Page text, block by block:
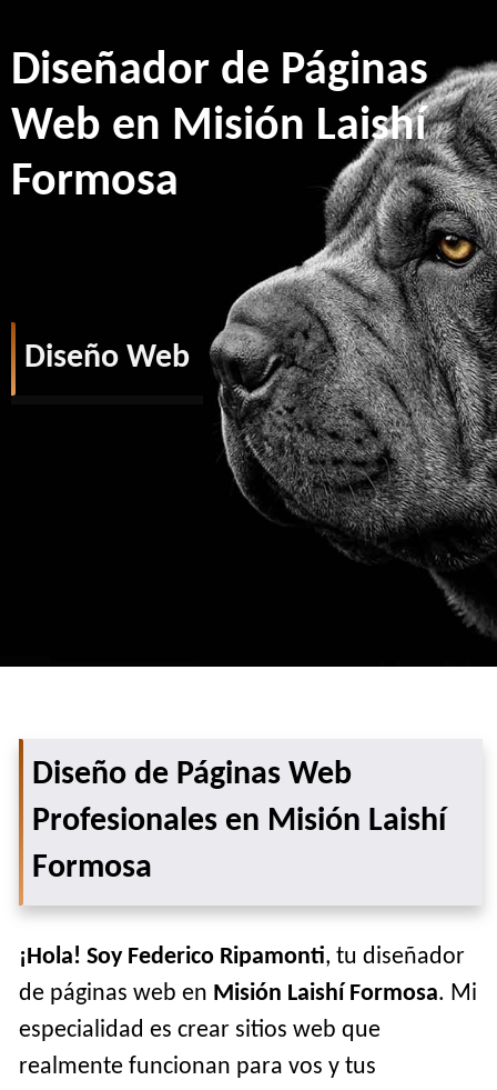
Diseñador de Páginas
Web en Misión Laishí
Formosa
Diseño Web
Diseño de Páginas Web
Profesionales en Misión Laishí
Formosa
¡Hola! Soy Federico Ripamonti, tu diseñador
de páginas web en Misión Laishí Formosa. Mi
especialidad es crear sitios web que
realmente funcionan para vos y tus